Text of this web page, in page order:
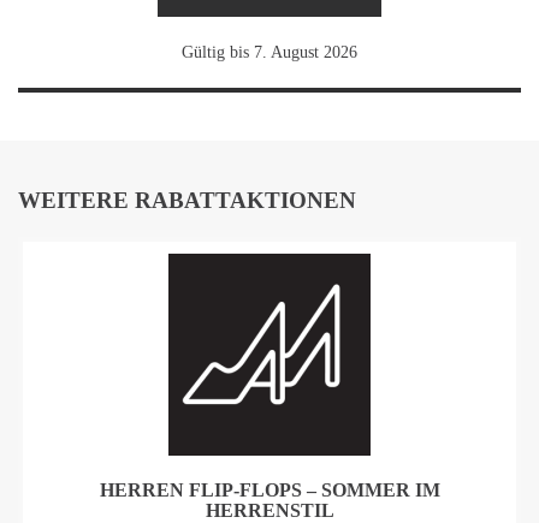
Gültig bis 7. August 2026
WEITERE RABATTAKTIONEN
HERREN FLIP-FLOPS – SOMMER IM
HERRENSTIL